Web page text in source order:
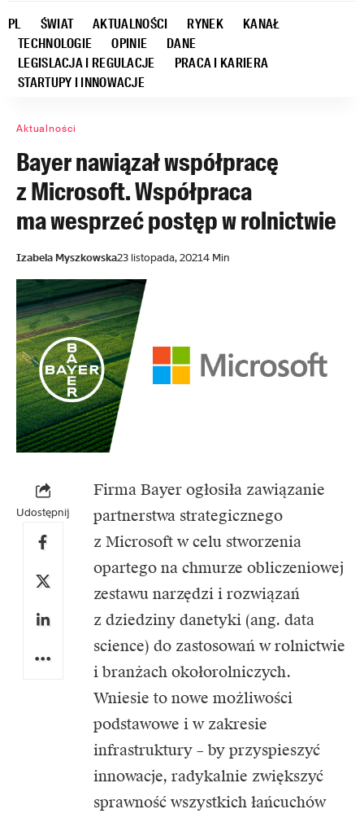
PL ŚWIAT AKTUALNOŚCI RYNEK
KANAŁ
TECHNOLOGIE
OPINIE
DANE
LEGISLACJA I REGULACJE
PRACA I KARIERA
STARTUPY I INNOWACJE
Aktualności
Bayer nawiązał współpracę
z Microsoft. Współpraca
ma wesprzeć postęp w rolnictwie
Izabela Myszkowska23 listopada, 20214 Min
Udostępnij
Firma Bayer ogłosiła zawiązanie
partnerstwa strategicznego
z Microsoft w celu stworzenia
opartego na chmurze obliczeniowej
zestawu narzędzi i rozwiązań
z dziedziny danetyki (ang. data
science) do zastosowań w rolnictwie
i branżach okołorolniczych.
Wniesie to nowe możliwości
podstawowe i w zakresie
infrastruktury – by przyspieszyć
innowacje, radykalnie zwiększyć
sprawność wszystkich łańcuchów